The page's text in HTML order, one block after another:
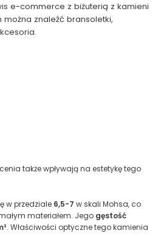
e-commerce z biżuterią z kamieni
można znaleźć bransoletki,
także wpływają na estetykę tego
w przedziale 6,5-7 w skali Mohsa, co
materiałem. Jego gęstość
. Właściwości optyczne tego kamienia